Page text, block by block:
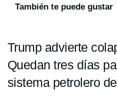
También te puede gustar
Trump advierte
Quedan tres días
sistema petrolero